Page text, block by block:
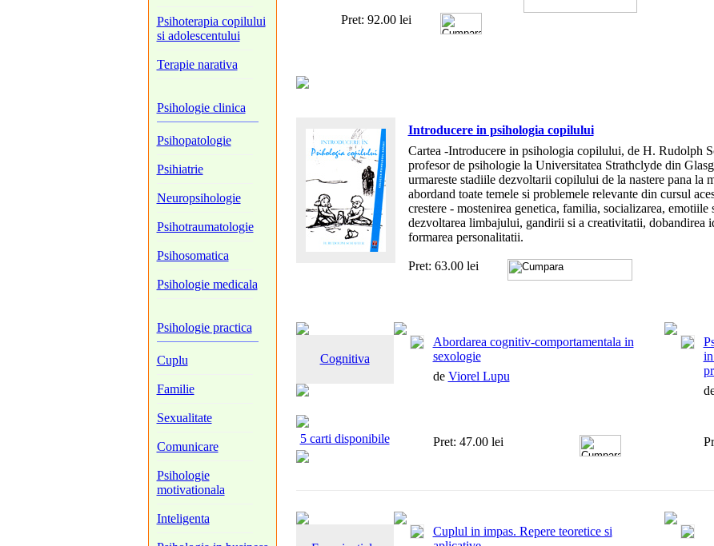
Psihoterapia copilului
si adolescentului
Terapie narativa
Psihologie clinica
Psihopatologie
Psihiatrie
Neuropsihologie
Psihotraumatologie
Psihosomatica
Psihologie medicala
Psihologie practica
Cuplu
Familie
Sexualitate
Comunicare
Psihologie
motivationala
Inteligenta
Pret: 92.00 lei
Introducere in psihologia copilului
Cartea -Introducere in psihologia copilului, de H. Rudolph
profesor de psihologie la Universitatea Strathclyde din
urmareste stadiile dezvoltarii copilului de la nastere pana la
abordand toate temele si problemele relevante din cursul
crestere - mostenirea genetica, familia, socializarea, emotiile
dezvoltarea limbajului, gandirii si a creativitatii, dobandirea
formarea personalitatii.
Pret: 63.00 lei
Abordarea cognitiv-comportamentala in
sexologie
de Viorel Lupu
Pret: 47.00 lei
Cognitiva
5 carti disponibile
Cuplul in impas. Repere teoretice si